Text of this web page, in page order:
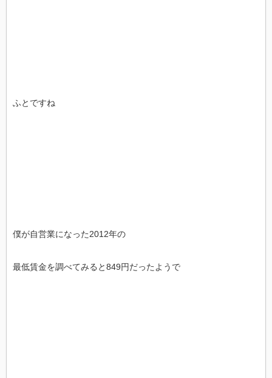
ふとですね
僕が自営業になった2012年の
最低賃金を調べてみると849円だったようで